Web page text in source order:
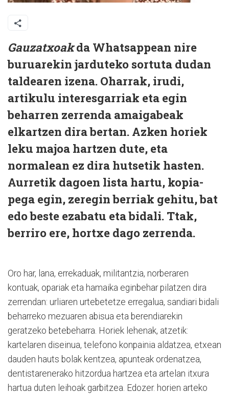
Gauzatxoakda Whatsappean nire
buruarekin jarduteko sortuta dudan
taldearen izena. Oharrak, irudi,
artikulu interesgarriak eta egin
beharren zerrenda amaigabeak
elkartzen dira bertan. Azken horiek
leku majoa hartzen dute, eta
normalean ez dira hutsetik hasten.
Aurretik dagoen lista hartu, kopia-
pega egin, zeregin berriak gehitu, bat
edo beste ezabatu eta bidali. Ttak,
berriro ere, hortxe dago zerrenda.
Oro har, lana, errekaduak, militantzia, norberaren
kontuak, opariak eta hamaika eginbehar pilatzen dira
zerrendan: urliaren urtebetetze erregalua, sandiari bidali
beharreko mezuaren abisua eta berendiarekin
geratzeko betebeharra. Horiek lehenak, atzetik:
kartelaren diseinua, telefono konpainia aldatzea, etxean
dauden hauts bolak kentzea, apunteak ordenatzea,
dentistarenerako hitzordua hartzea eta artelan itxura
hartua duten leihoak garbitzea. Edozer. horien arteko